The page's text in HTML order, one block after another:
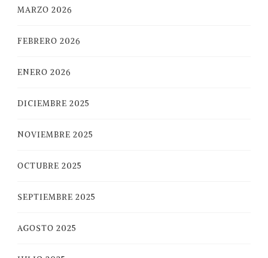
MARZO 2026
FEBRERO 2026
ENERO 2026
DICIEMBRE 2025
NOVIEMBRE 2025
OCTUBRE 2025
SEPTIEMBRE 2025
AGOSTO 2025